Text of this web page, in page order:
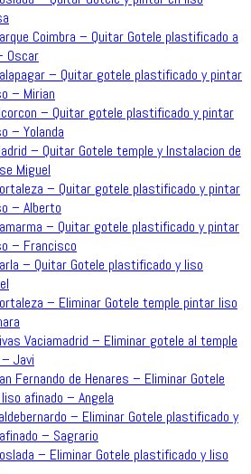
Coimbra – Quitar Gotele plastificado a
Oscar
– Quitar gotele plastificado y pintar
– Mirian
– Quitar gotele plastificado y pintar
– Yolanda
– Quitar Gotele temple y Instalacion de
Miguel
– Quitar gotele plastificado y pintar
– Alberto
– Quitar gotele plastificado y pintar
– Francisco
– Quitar Gotele plastificado y liso
– Eliminar Gotele temple pintar liso
Vaciamadrid – Eliminar gotele al temple
Javi
Fernando de Henares – Eliminar Gotele
afinado – Angela
– Eliminar Gotele plastificado y
– Sagrario
– Eliminar Gotele plastificado y liso